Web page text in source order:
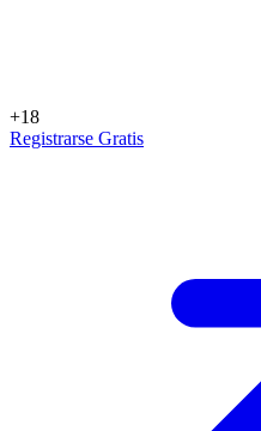
+18
Registrarse Gratis